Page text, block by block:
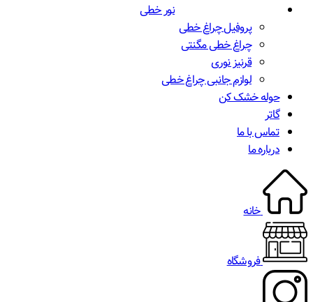
نور خطی
پروفیل چراغ خطی
چراغ خطی مگنتی
قرنیز نوری
لوازم جانبی چراغ خطی
حوله خشک کن
گاتر
تماس با ما
درباره ما
خانه
فروشگاه